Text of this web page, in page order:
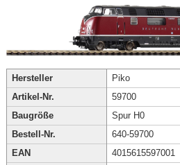
Hersteller
Piko
Artikel-Nr.
59700
Baugröße
Spur H0
Bestell-Nr.
640-59700
EAN
4015615597001